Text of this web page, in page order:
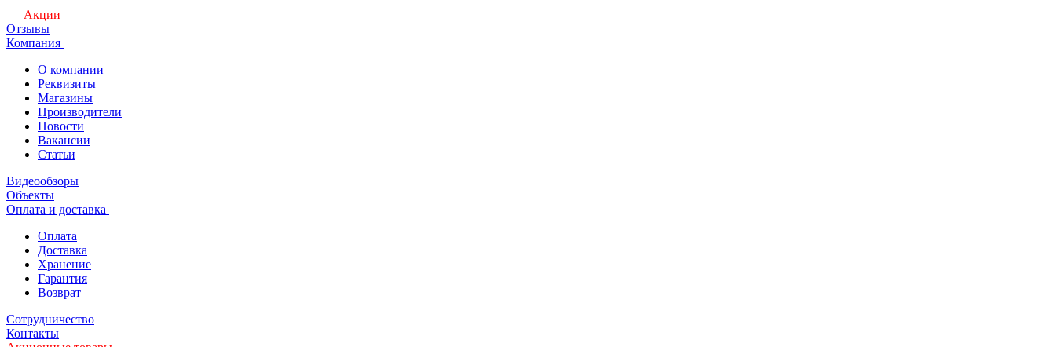
Акции
Отзывы
Компания
О компании
Реквизиты
Магазины
Производители
Новости
Вакансии
Статьи
Видеообзоры
Объекты
Оплата и доставка
Оплата
Доставка
Хранение
Гарантия
Возврат
Сотрудничество
Контакты